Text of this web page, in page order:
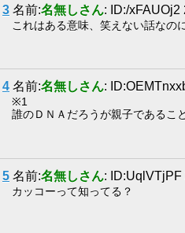
3 名前:名無しさん: ID:/xFAUOj2
これはある意味、笑えない話なの
4 名前:名無しさん:
※1
誰のＤＮＡだろうが親子であるこ
5 名前:名無しさん: ID:UqlVTjPF
カッコーって知ってる？